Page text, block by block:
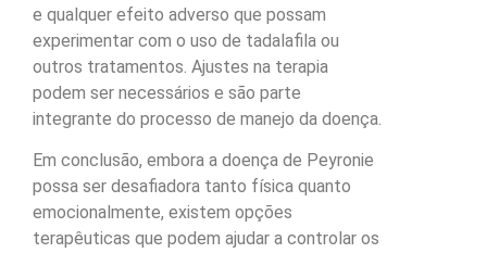
e qualquer efeito adverso que possam
experimentar com o uso de tadalafila ou
outros tratamentos. Ajustes na terapia
podem ser necessários e são parte
integrante do processo de manejo da doença.
Em conclusão, embora a doença de Peyronie
possa ser desafiadora tanto física quanto
emocionalmente, existem opções
terapêuticas que podem ajudar a controlar os